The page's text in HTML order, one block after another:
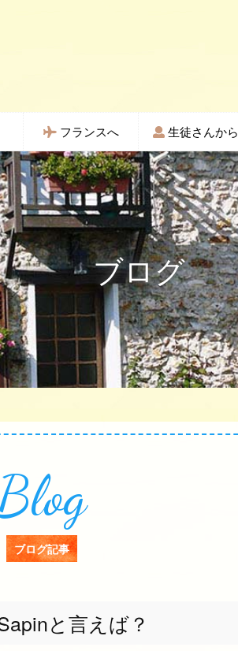
フランスへ 生徒さんから
ブログ
ブログ記事
と言えば？